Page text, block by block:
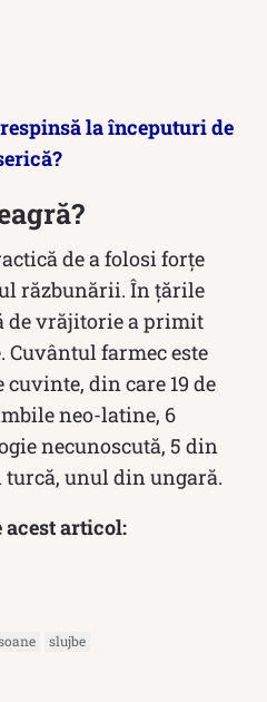
la începuturi de
de a folosi forțe
răzbunării. În țările
de vrăjitorie a primit
Cuvântul farmec este
din care 19 de
neo-latine, 6
necunoscută, 5 din
unul din ungară.
articol:
slujbe